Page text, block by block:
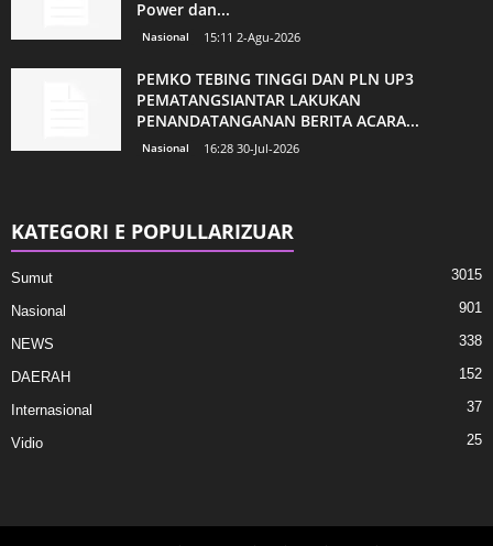
Power dan...
Nasional 15:11 2-Agu-2026
PEMKO TEBING TINGGI DAN PLN UP3
PEMATANGSIANTAR LAKUKAN
PENANDATANGANAN BERITA ACARA...
Nasional 16:28 30-Jul-2026
KATEGORI E POPULLARIZUAR
Sumut 3015
Nasional 901
NEWS 338
DAERAH 152
Internasional 37
Vidio 25